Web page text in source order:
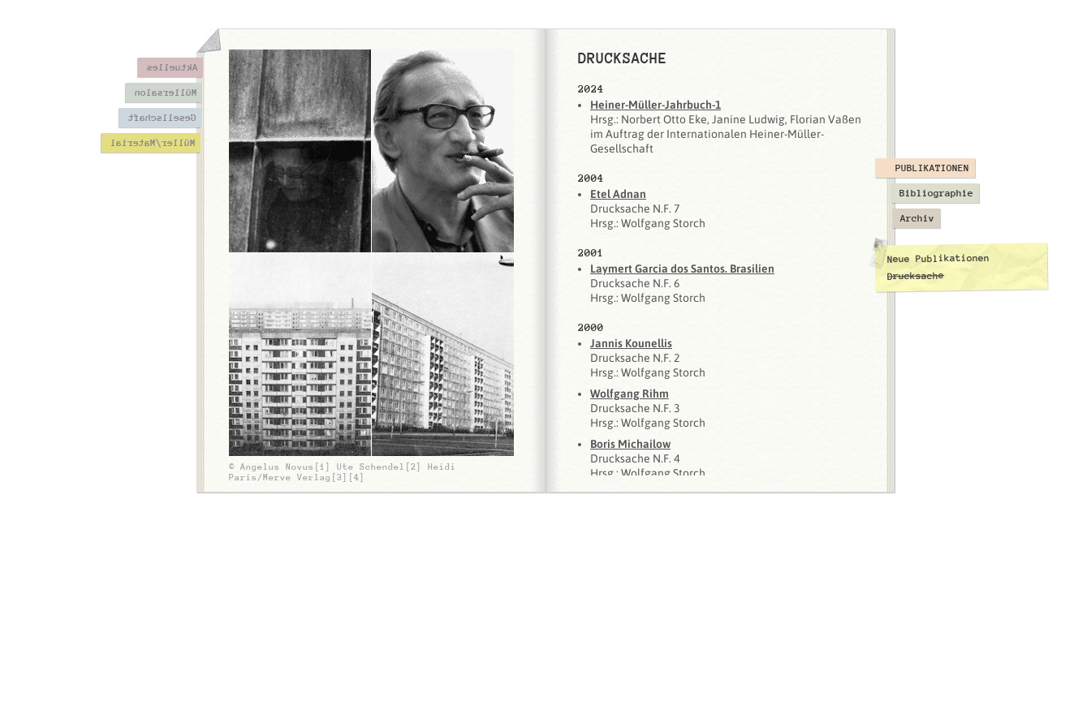
Aktuelles
Müllersalon
Gesellschaft
Müller/Material
PUBLIKATIONEN
Neue Publikationen
Drucksache
Bibliographie
Archiv
DRUCKSACHE
2024
Heiner-Müller-Jahrbuch-1
Hrsg.: Norbert Otto Eke, Janine Ludwig, Florian Vaßen
im Auftrag der Internationalen Heiner-Müller-
Gesellschaft
2004
Etel Adnan
Drucksache N.F. 7
Hrsg.: Wolfgang Storch
2001
Laymert Garcia dos Santos. Brasilien
Drucksache N.F. 6
Hrsg.: Wolfgang Storch
2000
Jannis Kounellis
Drucksache N.F. 2
Hrsg.: Wolfgang Storch
Wolfgang Rihm
Drucksache N.F. 3
Hrsg.: Wolfgang Storch
Boris Michailow
Drucksache N.F. 4
Hrsg.: Wolfgang Storch
Mark Lammert
© Angelus Novus[1] Ute Schendel[2] Heidi
Paris/Merve Verlag[3][4]